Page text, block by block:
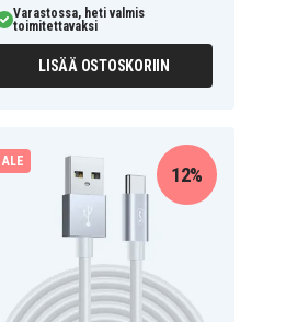
Varastossa, heti valmis
toimitettavaksi
LISÄÄ OSTOSKORIIN
ALE
12%